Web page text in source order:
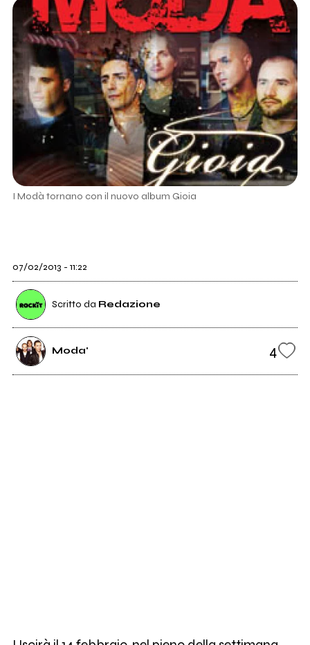
I Modà tornano con il nuovo album Gioia
07/02/2013 - 11:22
Scritto da Redazione
Moda' 4